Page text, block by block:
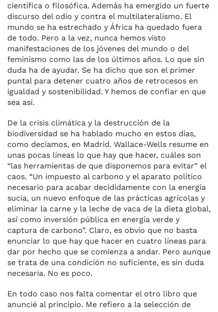
científica o filosófica. Además ha emergido un fuerte
discurso del odio y contra el multilateralismo. El
mundo se ha estrechado y África ha quedado fuera
de todo. Pero a la vez, nunca hemos visto
manifestaciones de los jóvenes del mundo o del
feminismo como las de los últimos años. Lo que sin
duda ha de ayudar. Se ha dicho que son el primer
puntal para detener cuatro años de retrocesos en
igualdad y sostenibilidad. Y hemos de confiar en que
sea así.
De la crisis climática y la destrucción de la
biodiversidad se ha hablado mucho en estos días,
como decíamos, en Madrid. Wallace-Wells resume en
unas pocas líneas lo que hay que hacer, cuáles son
“las herramientas de que disponemos para evitar” el
caos. “Un impuesto al carbono y el aparato político
necesario para acabar decididamente con la energía
sucia, un nuevo enfoque de las prácticas agrícolas y
eliminar la carne y la leche de vaca de la dieta global,
así como inversión pública en energía verde y
captura de carbono”. Claro, es obvio que no basta
enunciar lo que hay que hacer en cuatro líneas para
dar por hecho que se comienza a andar. Pero aunque
se trata de una condición no suficiente, es sin duda
necesaria. No es poco.
En todo caso nos falta comentar el otro libro que
anuncié al principio. Me refiero a la selección de